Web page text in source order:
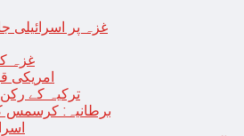
غزہ پر اسرائیلی جارحیت 70 ویں روز بھی جاری:
“غزہ
امریکی
ترکیہ کے رکن
برطانیہ: کرسمس